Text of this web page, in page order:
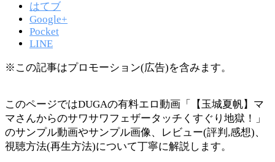
はてブ
Google+
Pocket
LINE
※この記事はプロモーション(広告)を含みます。
このページではDUGAの有料エロ動画「【玉城夏帆】マ
マさんからのサワサワフェザータッチくすぐり地獄！」
のサンプル動画やサンプル画像、レビュー(評判,感想)、
視聴方法(再生方法)について丁寧に解説します。